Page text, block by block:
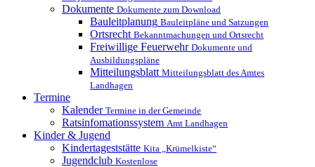
Dokumente Dokumente zum Download
Bauleitplanung Bauleitpläne und Satzungen
Ortsrecht Bekanntmachungen und Ortsrecht
Freiwillige Feuerwehr Dokumente und
Ausbildungspläne
Mitteilungsblatt Mitteilungsblatt des Amtes
Landhagen
Termine
Kalender Termine in der Gemeinde
Ratsinfomationssystem Amt Landhagen
Kinder & Jugend
Kindertageststätte Kita „Krümelkiste“
Jugendclub Kostenlose